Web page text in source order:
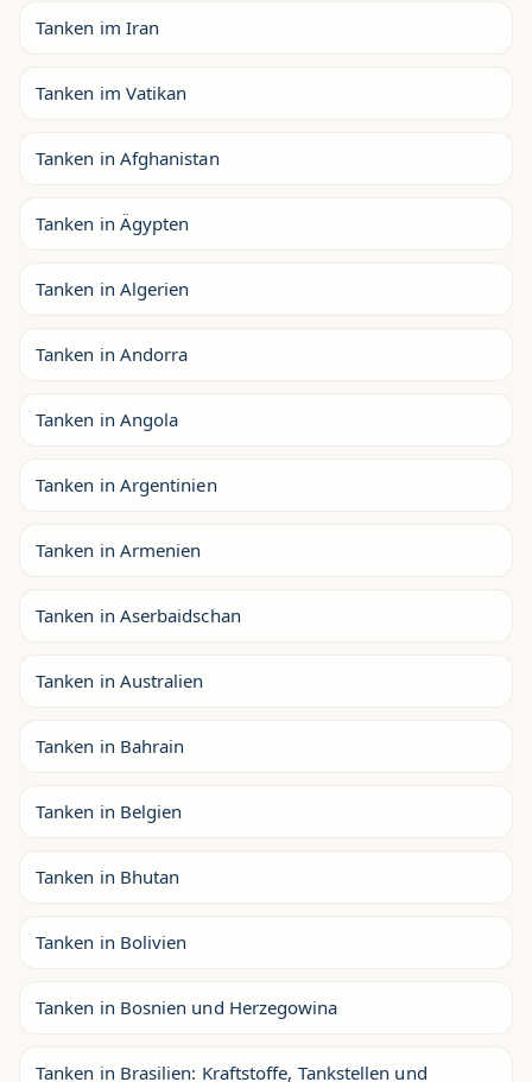
Tanken im Iran
Tanken im Vatikan
Tanken in Afghanistan
Tanken in Ägypten
Tanken in Algerien
Tanken in Andorra
Tanken in Angola
Tanken in Argentinien
Tanken in Armenien
Tanken in Aserbaidschan
Tanken in Australien
Tanken in Bahrain
Tanken in Belgien
Tanken in Bhutan
Tanken in Bolivien
Tanken in Bosnien und Herzegowina
Tanken in Brasilien: Kraftstoffe, Tankstellen und